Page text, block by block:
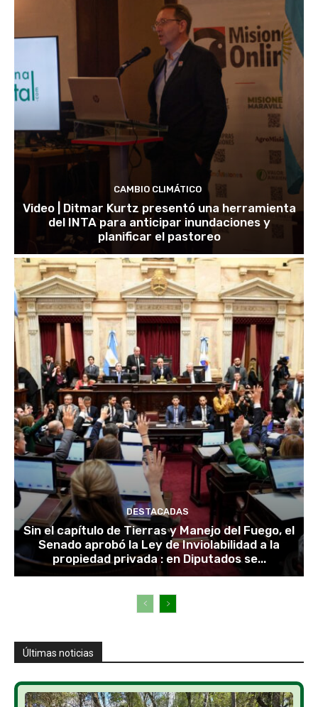
CAMBIO CLIMÁTICO
Video | Ditmar Kurtz presentó una herramienta
del INTA para anticipar inundaciones y
planificar el pastoreo
DESTACADAS
Sin el capítulo de Tierras y Manejo del Fuego, el
Senado aprobó la Ley de Inviolabilidad a la
propiedad privada : en Diputados se...
Últimas noticias